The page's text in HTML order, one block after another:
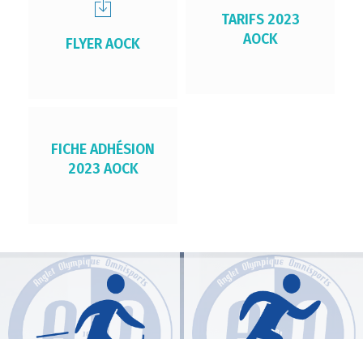
FLYER AOCK
TARIFS 2023
AOCK
FICHE ADHÉSION
2023 AOCK